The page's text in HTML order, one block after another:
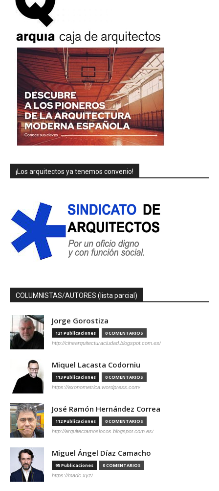
¡Los arquitectos ya tenemos convenio!
COLUMNISTAS/AUTORES (lista parcial)
Jorge Gorostiza
121 Publicaciones 0 COMENTARIOS
http://cinearquitecturaciudad.blogspot.com.es/
Miquel Lacasta Codorniu
113 Publicaciones 0 COMENTARIOS
https://axonometrica.wordpress.com/
José Ramón Hernández Correa
112 Publicaciones 0 COMENTARIOS
http://arquitectamoslocos.blogspot.com.es/
Miguel Ángel Díaz Camacho
95 Publicaciones 0 COMENTARIOS
https://madc.xyz/